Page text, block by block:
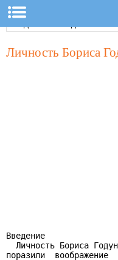
Личность Бориса
Введение
Личность Бориса
поразили